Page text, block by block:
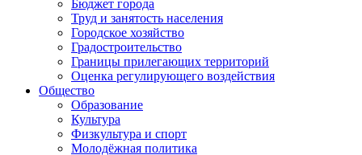
Бюджет города
Труд и занятость населения
Городское хозяйство
Градостроительство
Границы прилегающих территорий
Оценка регулирующего воздействия
Общество
Образование
Культура
Физкультура и спорт
Молодёжная политика